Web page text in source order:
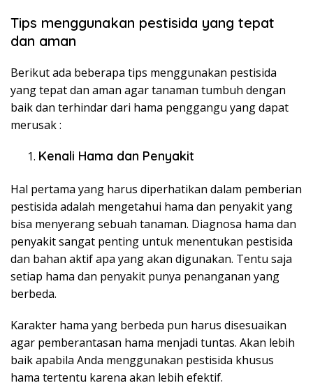
Tips menggunakan pestisida yang tepat
dan aman
Berikut ada beberapa tips menggunakan pestisida
yang tepat dan aman agar tanaman tumbuh dengan
baik dan terhindar dari hama penggangu yang dapat
merusak :
Kenali Hama dan Penyakit
Hal pertama yang harus diperhatikan dalam pemberian
pestisida adalah mengetahui hama dan penyakit yang
bisa menyerang sebuah tanaman. Diagnosa hama dan
penyakit sangat penting untuk menentukan pestisida
dan bahan aktif apa yang akan digunakan. Tentu saja
setiap hama dan penyakit punya penanganan yang
berbeda.
Karakter hama yang berbeda pun harus disesuaikan
agar pemberantasan hama menjadi tuntas. Akan lebih
baik apabila Anda menggunakan pestisida khusus
hama tertentu karena akan lebih efektif.